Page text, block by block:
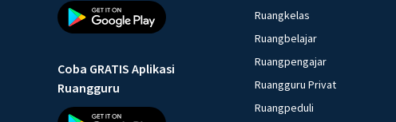
Coba GRATIS Aplikasi
Ruangguru
Ruangkelas
Ruangbelajar
Ruangpengajar
Ruangguru Privat
Ruangpeduli